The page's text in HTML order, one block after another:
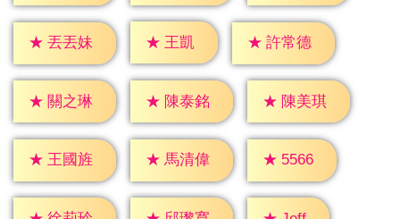
★ 丟丟妹 ★ 王凱 ★ 許常德
★ 關之琳 ★ 陳泰銘 ★ 陳美琪
★ 王國旌 ★ 馬清偉 ★ 5566